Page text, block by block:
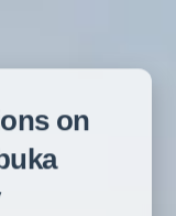
on